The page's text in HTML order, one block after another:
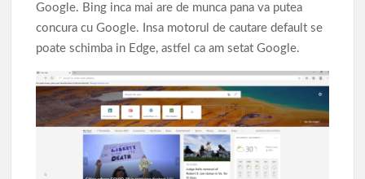
Google. Bing inca mai are de munca pana va putea
concura cu Google. Insa motorul de cautare default se
poate schimba in Edge, astfel ca am setat Google.